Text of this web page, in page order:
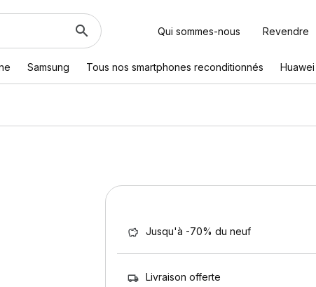
Qui sommes-nous Revendre
Samsung Tous nos smartphones reconditionnés Huawei
Jusqu'à -70% du neuf
Livraison offerte